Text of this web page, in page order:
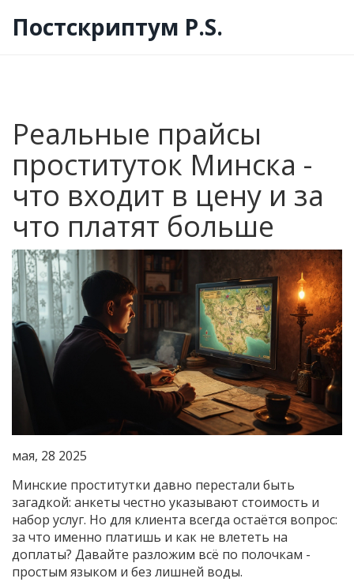
Постскриптум P.S.
Реальные прайсы
проституток Минска -
что входит в цену и за
что платят больше
мая, 28 2025
Минские проститутки давно перестали быть
загадкой: анкеты честно указывают стоимость и
набор услуг. Но для клиента всегда остаётся вопрос:
за что именно платишь и как не влететь на
доплаты? Давайте разложим всё по полочкам -
простым языком и без лишней воды.